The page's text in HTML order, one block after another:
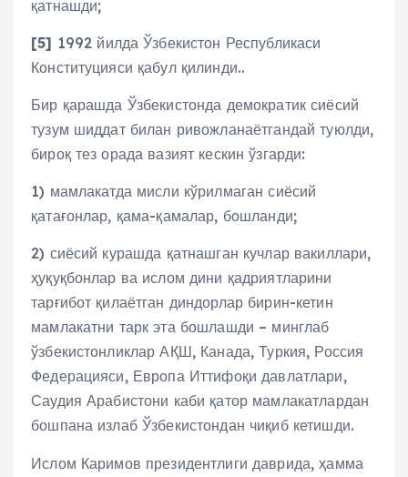
қатнашди;
[5] 1992 йилда Ўзбекистон Республикаси
Конституцияси қабул қилинди..
Бир қарашда Ўзбекистонда демократик сиёсий
тузум шиддат билан ривожланаётгандай туюлди,
бироқ тез орада вазият кескин ўзгарди:
1) мамлакатда мисли кўрилмаган сиёсий
қатағонлар, қама-қамалар, бошланди;
2) сиёсий курашда қатнашган кучлар вакиллари,
ҳуқуқбонлар ва ислом дини қадриятларини
тарғибот қилаётган диндорлар бирин-кетин
мамлакатни тарк эта бошлашди – минглаб
ўзбекистонликлар АҚШ, Канада, Туркия, Россия
Федерацияси, Европа Иттифоқи давлатлари,
Саудия Арабистони каби қатор мамлакатлардан
бошпана излаб Ўзбекистондан чиқиб кетишди.
Ислом Каримов президентлиги даврида, ҳамма